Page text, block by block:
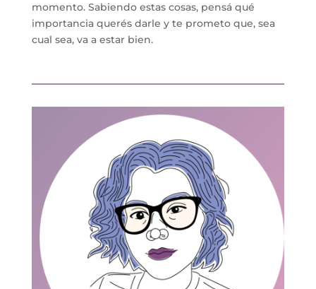
momento. Sabiendo estas cosas, pensá qué
importancia querés darle y te prometo que, sea
cual sea, va a estar bien.